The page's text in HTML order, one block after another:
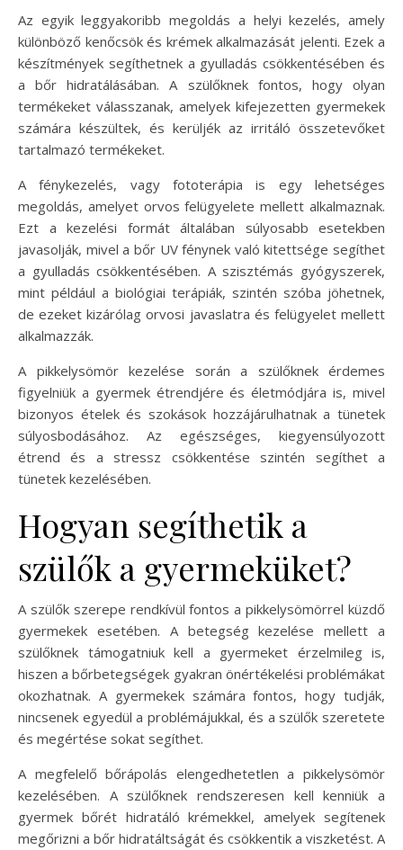
Az egyik leggyakoribb megoldás a helyi kezelés, amely
különböző kenőcsök és krémek alkalmazását jelenti. Ezek a
készítmények segíthetnek a gyulladás csökkentésében és
a bőr hidratálásában. A szülőknek fontos, hogy olyan
termékeket válasszanak, amelyek kifejezetten gyermekek
számára készültek, és kerüljék az irritáló összetevőket
tartalmazó termékeket.
A fénykezelés, vagy fototerápia is egy lehetséges
megoldás, amelyet orvos felügyelete mellett alkalmaznak.
Ezt a kezelési formát általában súlyosabb esetekben
javasolják, mivel a bőr UV fénynek való kitettsége segíthet
a gyulladás csökkentésében. A szisztémás gyógyszerek,
mint például a biológiai terápiák, szintén szóba jöhetnek,
de ezeket kizárólag orvosi javaslatra és felügyelet mellett
alkalmazzák.
A pikkelysömör kezelése során a szülőknek érdemes
figyelniük a gyermek étrendjére és életmódjára is, mivel
bizonyos ételek és szokások hozzájárulhatnak a tünetek
súlyosbodásához. Az egészséges, kiegyensúlyozott
étrend és a stressz csökkentése szintén segíthet a
tünetek kezelésében.
Hogyan segíthetik a
szülők a gyermeküket?
A szülők szerepe rendkívül fontos a pikkelysömörrel küzdő
gyermekek esetében. A betegség kezelése mellett a
szülőknek támogatniuk kell a gyermeket érzelmileg is,
hiszen a bőrbetegségek gyakran önértékelési problémákat
okozhatnak. A gyermekek számára fontos, hogy tudják,
nincsenek egyedül a problémájukkal, és a szülők szeretete
és megértése sokat segíthet.
A megfelelő bőrápolás elengedhetetlen a pikkelysömör
kezelésében. A szülőknek rendszeresen kell kenniük a
gyermek bőrét hidratáló krémekkel, amelyek segítenek
megőrizni a bőr hidratáltságát és csökkentik a viszketést. A